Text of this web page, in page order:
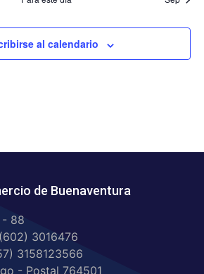
al calendario
de Buenaventura
- 88
3016476
3158123566
- Postal 764501